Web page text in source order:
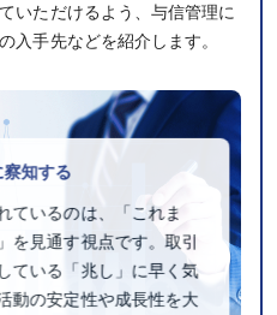
いただけるよう、与信管理に
入手先などを紹介します。
知する
ているのは、「これま
を見通す視点です。取引
ている「兆し」に早く気
動の安定性や成長性を大